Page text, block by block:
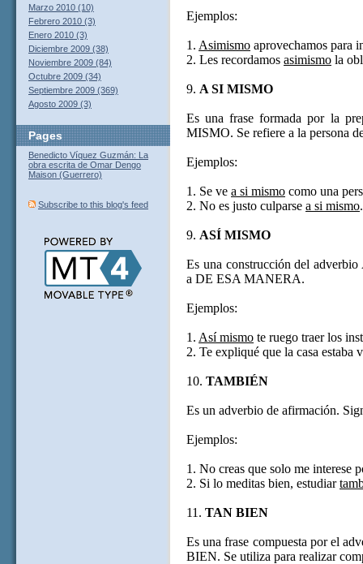
Ejemplos:
1. Asimismo aprovechamos para
2. Les recordamos asimismo la
9. A SI MISMO
Es una frase formada por la
MISMO. Se refiere a la persona
Ejemplos:
1. Se ve a si mismo como una
2. No es justo culparse a si mismo.
9. ASÍ MISMO
Es una construcción del
a DE ESA MANERA.
Ejemplos:
1. Así mismo te ruego traer los
2. Te expliqué que la casa estaba
10. TAMBIÉN
Es un adverbio de afirmación.
Ejemplos:
1. No creas que solo me interese
2. Si lo meditas bien, estudiar
11. TAN BIEN
Es una frase compuesta por el
BIEN. Se utiliza para realizar
Marzo 2010 (10)
Febrero 2010 (3)
Enero 2010 (3)
Diciembre 2009 (38)
Noviembre 2009 (84)
Octubre 2009 (34)
Septiembre 2009 (369)
Agosto 2009 (3)
Pages
Benedicto Víquez Guzmán: La
obra escrita de Omar Dengo
Maison (Guerrero)
Subscribe to this blog's feed